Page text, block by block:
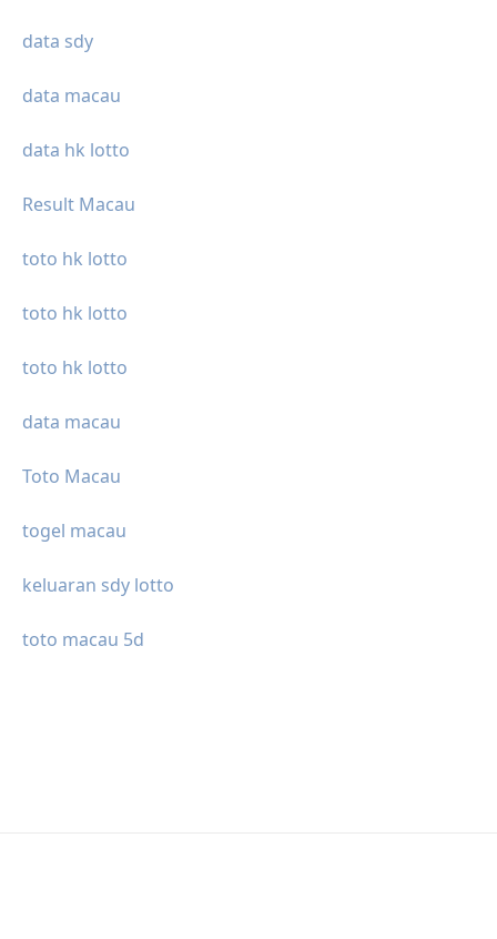
data sdy
data macau
data hk lotto
Result Macau
toto hk lotto
toto hk lotto
toto hk lotto
data macau
Toto Macau
togel macau
keluaran sdy lotto
toto macau 5d